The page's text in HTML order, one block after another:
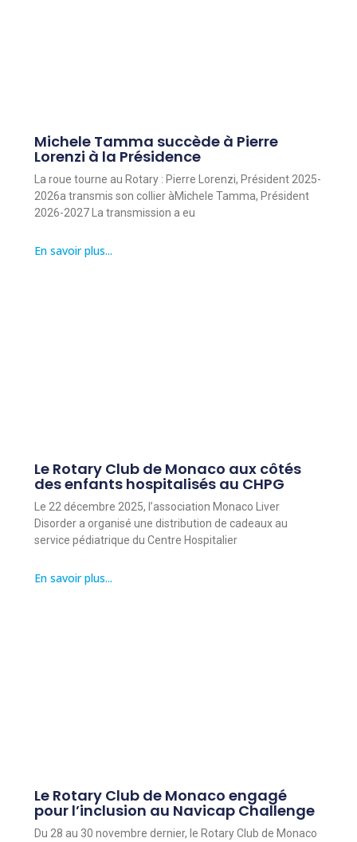
Michele Tamma succède à Pierre
Lorenzi à la Présidence
La roue tourne au Rotary : Pierre Lorenzi, Président 2025-
2026a transmis son collier àMichele Tamma, Président
2026-2027 La transmission a eu
En savoir plus...
Le Rotary Club de Monaco aux côtés
des enfants hospitalisés au CHPG
Le 22 décembre 2025, l’association Monaco Liver
Disorder a organisé une distribution de cadeaux au
service pédiatrique du Centre Hospitalier
En savoir plus...
Le Rotary Club de Monaco engagé
pour l’inclusion au Navicap Challenge
Du 28 au 30 novembre dernier, le Rotary Club de Monaco